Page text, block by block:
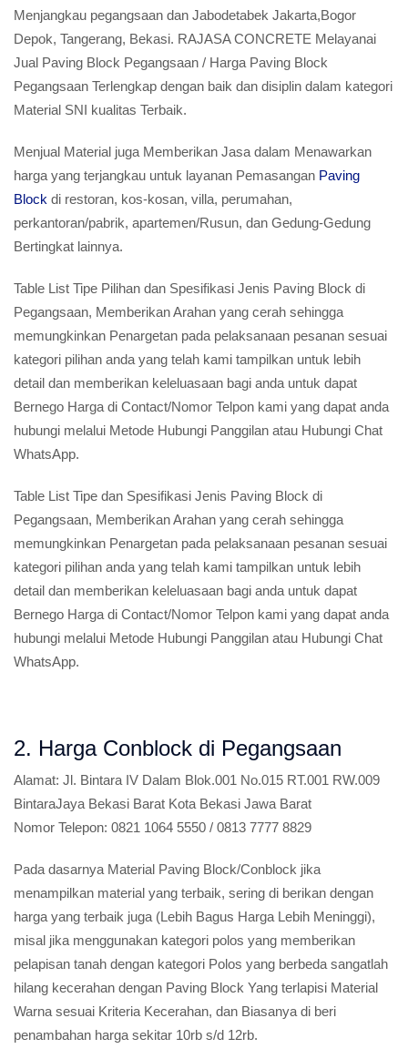
Menjangkau pegangsaan dan Jabodetabek Jakarta,Bogor
Depok, Tangerang, Bekasi. RAJASA CONCRETE Melayanai
Jual Paving Block Pegangsaan / Harga Paving Block
Pegangsaan Terlengkap dengan baik dan disiplin dalam kategori
Material SNI kualitas Terbaik.
Menjual Material juga Memberikan Jasa dalam Menawarkan
harga yang terjangkau untuk layanan Pemasangan Paving
Block di restoran, kos-kosan, villa, perumahan,
perkantoran/pabrik, apartemen/Rusun, dan Gedung-Gedung
Bertingkat lainnya.
Table List Tipe Pilihan dan Spesifikasi Jenis Paving Block di
Pegangsaan, Memberikan Arahan yang cerah sehingga
memungkinkan Penargetan pada pelaksanaan pesanan sesuai
kategori pilihan anda yang telah kami tampilkan untuk lebih
detail dan memberikan keleluasaan bagi anda untuk dapat
Bernego Harga di Contact/Nomor Telpon kami yang dapat anda
hubungi melalui Metode Hubungi Panggilan atau Hubungi Chat
WhatsApp.
Table List Tipe dan Spesifikasi Jenis Paving Block di
Pegangsaan, Memberikan Arahan yang cerah sehingga
memungkinkan Penargetan pada pelaksanaan pesanan sesuai
kategori pilihan anda yang telah kami tampilkan untuk lebih
detail dan memberikan keleluasaan bagi anda untuk dapat
Bernego Harga di Contact/Nomor Telpon kami yang dapat anda
hubungi melalui Metode Hubungi Panggilan atau Hubungi Chat
WhatsApp.
2. Harga Conblock di Pegangsaan
Alamat: Jl. Bintara IV Dalam Blok.001 No.015 RT.001 RW.009
BintaraJaya Bekasi Barat Kota Bekasi Jawa Barat
Nomor Telepon: 0821 1064 5550 / 0813 7777 8829
Pada dasarnya Material Paving Block/Conblock jika
menampilkan material yang terbaik, sering di berikan dengan
harga yang terbaik juga (Lebih Bagus Harga Lebih Meninggi),
misal jika menggunakan kategori polos yang memberikan
pelapisan tanah dengan kategori Polos yang berbeda sangatlah
hilang kecerahan dengan Paving Block Yang terlapisi Material
Warna sesuai Kriteria Kecerahan, dan Biasanya di beri
penambahan harga sekitar 10rb s/d 12rb.